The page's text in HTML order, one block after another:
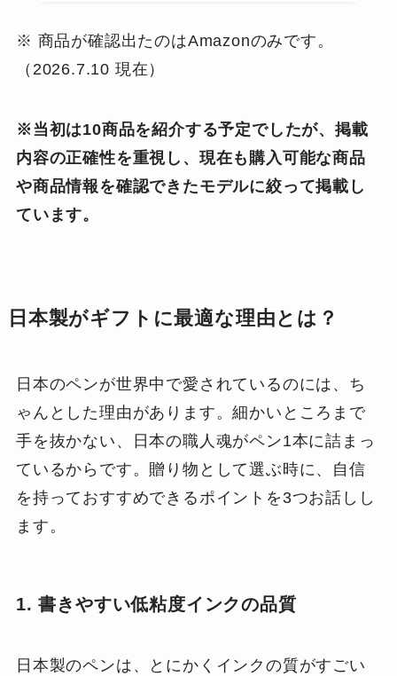
※ 商品が確認出たのはAmazonのみです。
（2026.7.10 現在）
※当初は10商品を紹介する予定でしたが、掲載
内容の正確性を重視し、現在も購入可能な商品
や商品情報を確認できたモデルに絞って掲載し
ています。
日本製がギフトに最適な理由とは？
日本のペンが世界中で愛されているのには、ち
ゃんとした理由があります。細かいところまで
手を抜かない、日本の職人魂がペン1本に詰まっ
ているからです。贈り物として選ぶ時に、自信
を持っておすすめできるポイントを3つお話しし
ます。
1. 書きやすい低粘度インクの品質
日本製のペンは、とにかくインクの質がすごい